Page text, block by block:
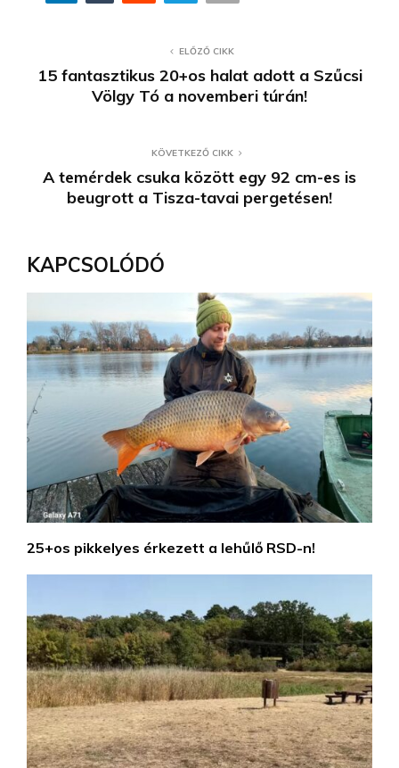
ELŐZŐ CIKK
15 fantasztikus 20+os halat adott a Szűcsi
Völgy Tó a novemberi túrán!
KÖVETKEZŐ CIKK
A temérdek csuka között egy 92 cm-es is
beugrott a Tisza-tavai pergetésen!
KAPCSOLÓDÓ
25+os pikkelyes érkezett a lehűlő RSD-n!